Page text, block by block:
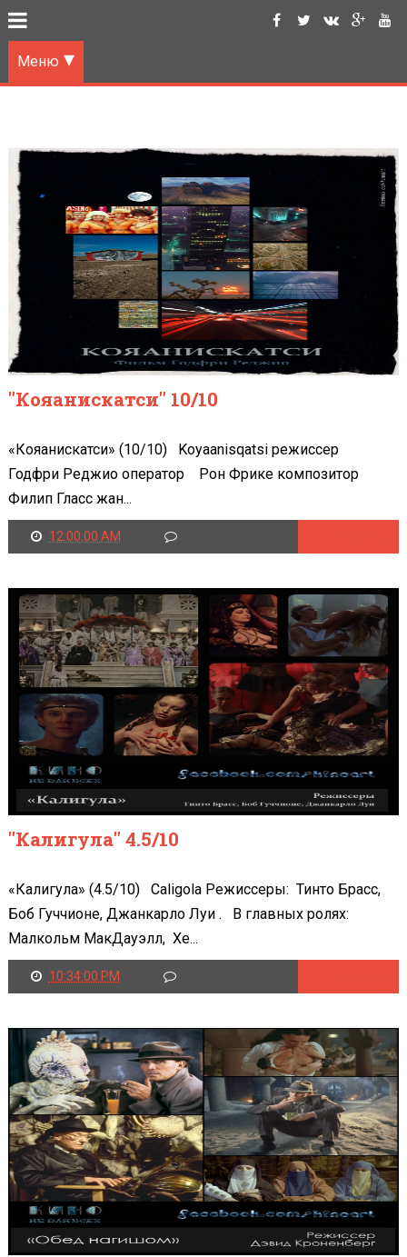
Меню
"Кояанискатси" 10/10
«Кояанискатси» (10/10) Koyaanisqatsi режиссер
Годфри Реджио оператор Рон Фрике композитор
Филип Гласс жан...
12:00:00 AM
"Калигула" 4.5/10
«Калигула» (4.5/10) Caligola Режиссеры: Тинто Брасс,
Боб Гуччионе, Джанкарло Луи . В главных ролях:
Малкольм МакДауэлл, Хе...
10:34:00 PM